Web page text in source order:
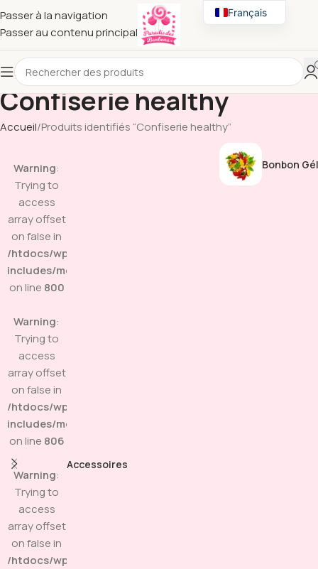
Passer à la navigation
Passer au contenu principal
Confiserie healthy
Accueil Produits identifiés “Confiserie healthy”
Warning:
Trying to
access
array offset
on false in
/htdocs/wp-
includes/media.php
on line 800
Warning:
Trying to
access
array offset
on false in
/htdocs/wp-
includes/media.php
on line 806
Warning:
Trying to
access
array offset
on false in
/htdocs/wp-
Accessoires
Bonbon
Français